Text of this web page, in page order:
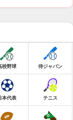
校野球 侍ジャパン
本代表 テニス